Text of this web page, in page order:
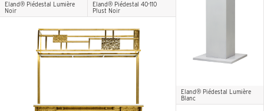
Eland® Piédestal 40-110
Plust Noir
Eland® Piédestal Lumière
Noir
Eland® Piédestal Lumière
Blanc